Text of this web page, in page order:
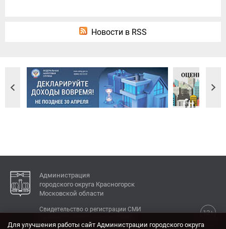
Новости в RSS
Администрация
городского округа Красногорск
Московской области
12+
Свидетельство о регистрации СМИ
Для улучшения работы сайт Администрации городского округа